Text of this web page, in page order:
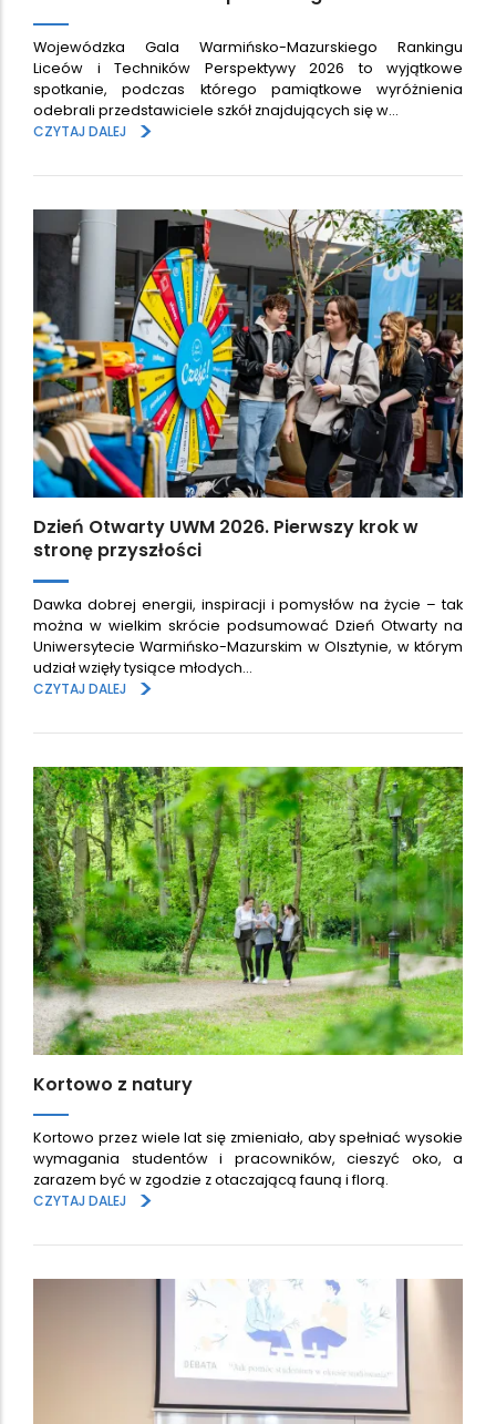
Wojewódzka Gala Warmińsko-Mazurskiego Rankingu
Liceów i Techników Perspektywy 2026 to wyjątkowe
spotkanie, podczas którego pamiątkowe wyróżnienia
odebrali przedstawiciele szkół znajdujących się w…
CZYTAJ DALEJ
>
Dzień Otwarty UWM 2026. Pierwszy krok w
stronę przyszłości
Dawka dobrej energii, inspiracji i pomysłów na życie – tak
można w wielkim skrócie podsumować Dzień Otwarty na
Uniwersytecie Warmińsko-Mazurskim w Olsztynie, w którym
udział wzięły tysiące młodych…
CZYTAJ DALEJ
>
Kortowo z natury
Kortowo przez wiele lat się zmieniało, aby spełniać wysokie
wymagania studentów i pracowników, cieszyć oko, a
zarazem być w zgodzie z otaczającą fauną i florą.
CZYTAJ DALEJ
>